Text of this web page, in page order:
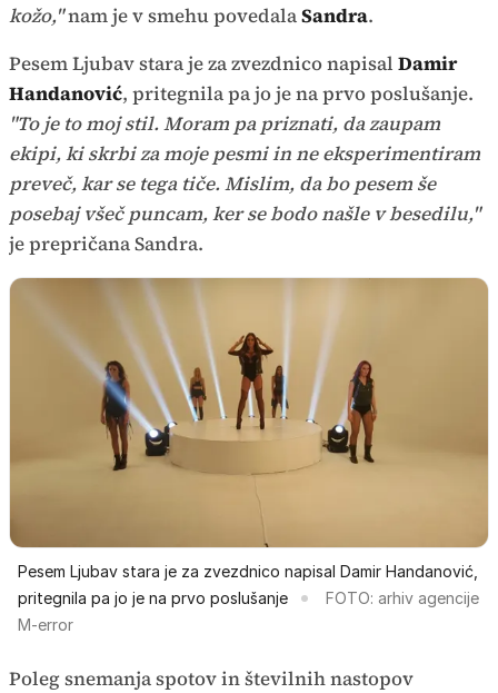
kožo,"nam je v smehu povedalaSandra.
Pesem Ljubav stara je za zvezdnico napisal Damir
Handanović, pritegnila pa jo je na prvo poslušanje.
"To je to moj stil. Moram pa priznati, da zaupam
ekipi, ki skrbi za moje pesmi in ne eksperimentiram
preveč, kar se tega tiče. Mislim, da bo pesem še
posebaj všeč puncam, ker se bodo našle v besedilu,"
je prepričana Sandra.
Pesem Ljubav stara je za zvezdnico napisal Damir Handanović,
pritegnila pa jo je na prvo poslušanje
FOTO: arhiv agencije
M-error
Poleg snemanja spotov in številnih nastopov